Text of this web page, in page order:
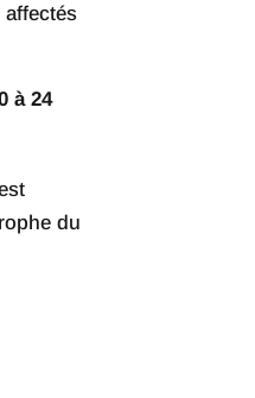
affectés
à 24
du